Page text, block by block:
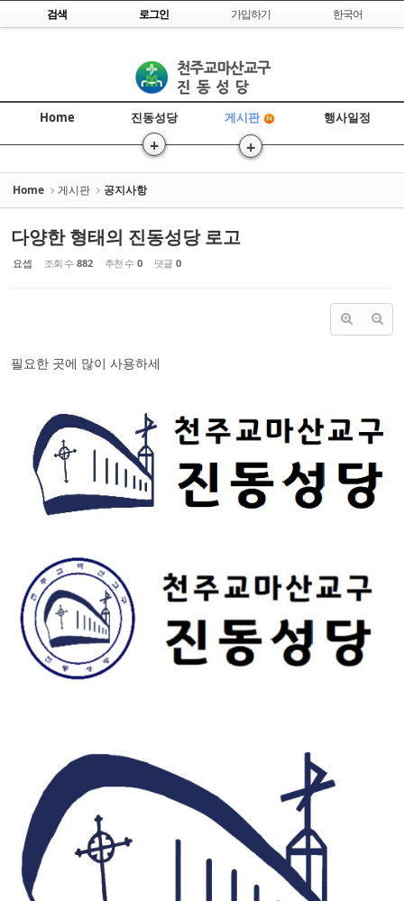
Skip to content
검색 로그인 가입하기 한국어
Home 진동성당
+
게시판
+
행사일정
Home 게시판 공지사항
다양한 형태의 진동성당 로고
요셉 조회 수 882 추천 수 0 댓글 0
필요한 곳에 많이 사용하세
Sketchbook5, 스케치북5
Sketchbook5, 스케치북5